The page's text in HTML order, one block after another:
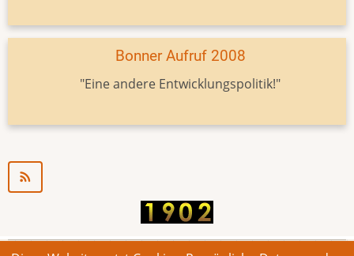
Bonner Aufruf 2008
"Eine andere Entwicklungspolitik!"